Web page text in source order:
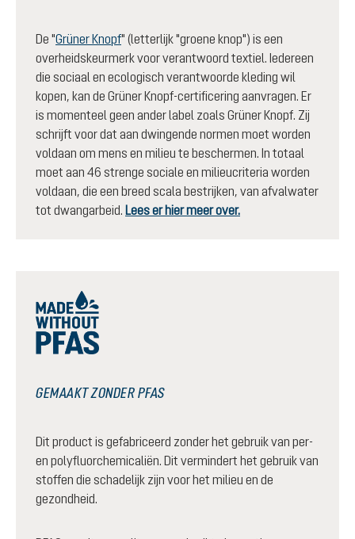
De "Grüner Knopf" (letterlijk "groene knop") is een
overheidskeurmerk voor verantwoord textiel. Iedereen
die sociaal en ecologisch verantwoorde kleding wil
kopen, kan de Grüner Knopf-certificering aanvragen. Er
is momenteel geen ander label zoals Grüner Knopf. Zij
schrijft voor dat aan dwingende normen moet worden
voldaan om mens en milieu te beschermen. In totaal
moet aan 46 strenge sociale en milieucriteria worden
voldaan, die een breed scala bestrijken, van afvalwater
tot dwangarbeid. Lees er hier meer over.
GEMAAKT ZONDER PFAS
Dit product is gefabriceerd zonder het gebruik van per-
en polyfluorchemicaliën. Dit vermindert het gebruik van
stoffen die schadelijk zijn voor het milieu en de
gezondheid.